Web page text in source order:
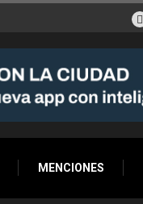
MENCIONES